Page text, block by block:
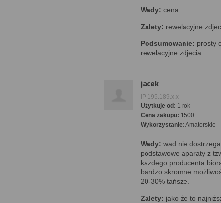
Wady: cena
Zalety: rewelacyjne
Podsumowanie: prosty
rewelacyjne zdjecia
jacek
IP 195.189.x.x
Użytkuje od: 1 rok
Cena zakupu: 1500
Wykorzystanie: Amatorskie
Wady: wad nie
podstawowe aparaty z
kazdego producenta
bardzo skromne
20-30% tańsze.
Zalety: jako że to